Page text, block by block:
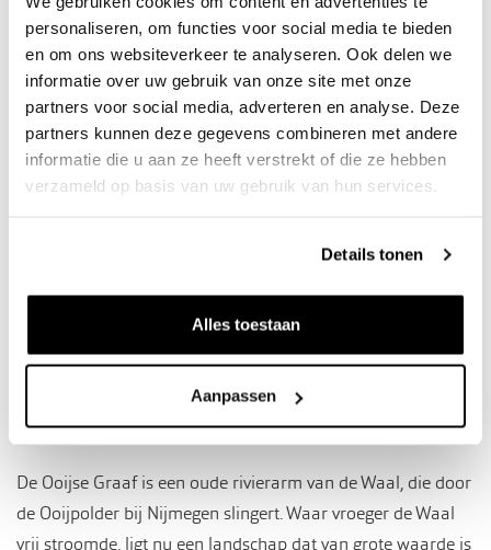
personaliseren, om functies voor social media te bieden
en om ons websiteverkeer te analyseren. Ook delen we
informatie over uw gebruik van onze site met onze
partners voor social media, adverteren en analyse. Deze
partners kunnen deze gegevens combineren met andere
informatie die u aan ze heeft verstrekt of die ze hebben
verzameld op basis van uw gebruik van hun services.
Details tonen
Alles toestaan
Aanpassen
tegelijkertijd werken aan natuurontwikkeling en
recreatiemogelijkheden in het gebied.
Over de gebiedsontwikkeling in de
Ooijse Graaf
De Ooijse Graaf is een oude rivierarm van de Waal, die door
de Ooijpolder bij Nijmegen slingert. Waar vroeger de Waal
vrij stroomde, ligt nu een landschap dat van grote waarde is